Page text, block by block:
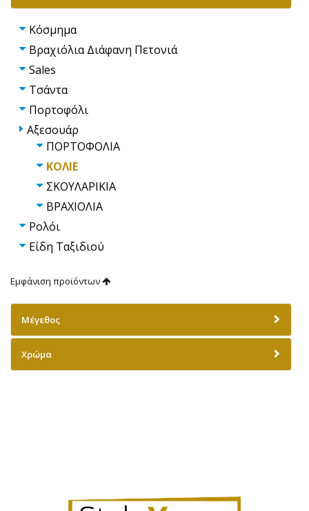
Κόσμημα
Βραχιόλια Διάφανη Πετονιά
Sales
Τσάντα
Πορτοφόλι
Αξεσουάρ
ΠΟΡΤΟΦΟΛΙΑ
ΚΟΛΙΕ
ΣΚΟΥΛΑΡΙΚΙΑ
ΒΡΑΧΙΟΛΙΑ
Ρολόι
Είδη Ταξιδιού
Εμφάνιση προϊόντων
Μέγεθος
Χρώμα